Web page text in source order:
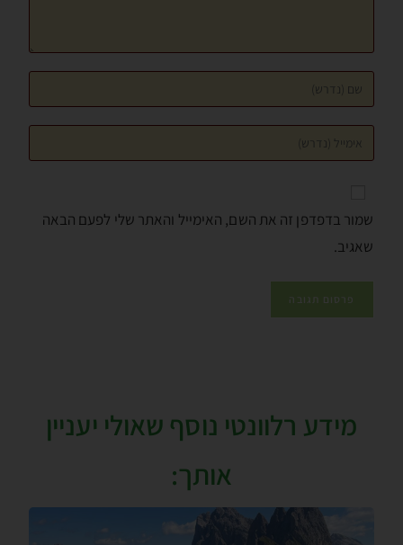
שמור בדפדפן זה את השם, האימייל והאתר שלי לפעם הבאה
שאגיב.
מידע רלוונטי נוסף שאולי יעניין
אותך: